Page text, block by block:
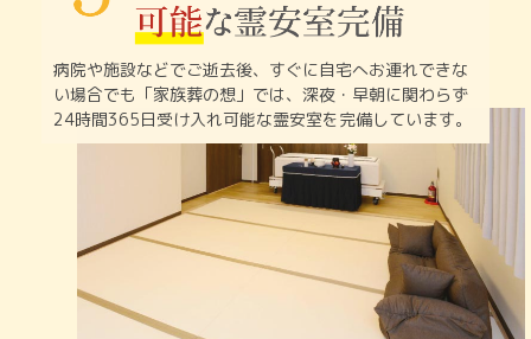
病院や施設などでご逝去後、すぐに自宅へお連れできな
い場合でも「家族葬の想」では、深夜・早朝に関わらず
24時間365日受け入れ可能な霊安室を完備しています。